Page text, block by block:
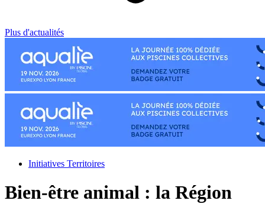
Plus d'actualités
Initiatives Territoires
Bien-être animal : la Région